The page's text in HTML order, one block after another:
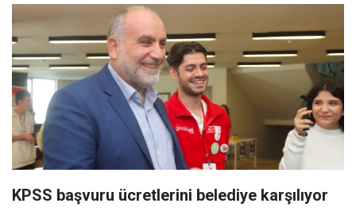
KPSS başvuru ücretlerini belediye karşılıyor